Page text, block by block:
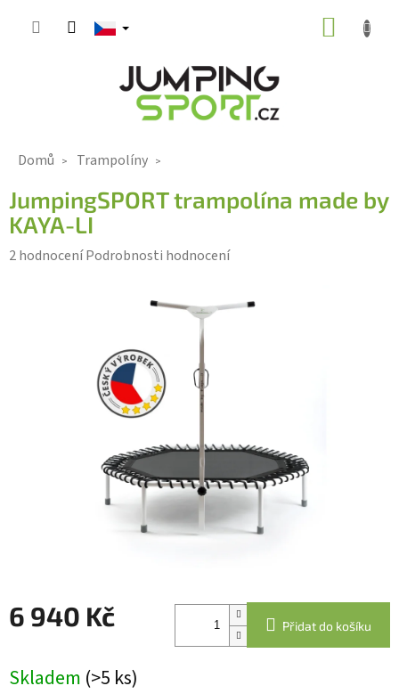
Domů Trampolíny
JumpingSPORT trampolína made by
KAYA-LI
Průměrné
2 hodnoceníPodrobnosti hodnocení
Přidat do košíku
6 940 Kč
cena:
Skladem (>5 ks)